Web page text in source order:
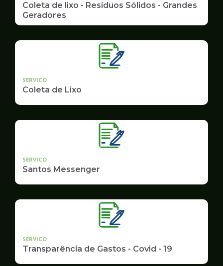
Coleta de lixo - Resíduos Sólidos - Grandes
Geradores
SERVICO
Coleta de Lixo
SERVICO
Santos Messenger
SERVICO
Transparência de Gastos - Covid - 19